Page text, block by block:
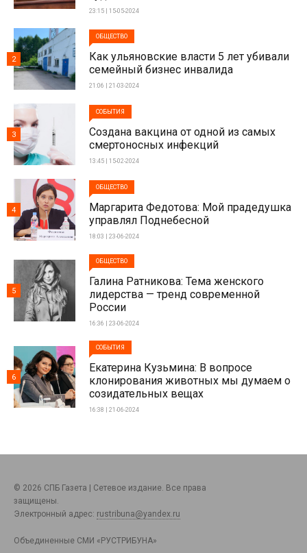
23:15 | 15-05-2024
ОБЩЕСТВО
Как ульяновские власти 5 лет убивали
семейный бизнес инвалида
21:06 | 21-03-2024
2
СОБЫТИЯ
Создана вакцина от одной из самых
смертоносных инфекций
13:45 | 15-02-2024
3
ОБЩЕСТВО
Маргарита Федотова: Мой прадедушка
управлял Поднебесной
18:03 | 23-06-2024
4
ОБЩЕСТВО
Галина Ратникова: Тема женского
лидерства — тренд современной
России
16:36 | 23-06-2024
5
СОБЫТИЯ
Екатерина Кузьмина: В вопросе
клонирования животных мы думаем о
созидательных вещах
16:38 | 21-06-2024
6
© 2026 СПБ Газета | Сетевое издание. Все права
защищены.
Электронный адрес: rustribuna@yandex.ru
Объединенные СМИ «РУСТРИБУНА»